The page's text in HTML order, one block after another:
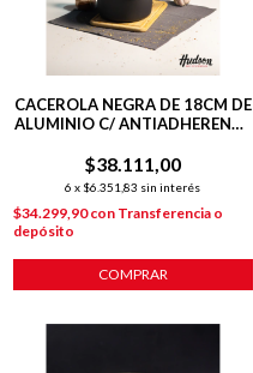
CACEROLA NEGRA DE 18CM DE
ALUMINIO C/ ANTIADHERENTE
$38.111,00
6 x $6.351,83 sin interés
$34.299,90con Transferencia o
depósito
COMPRAR